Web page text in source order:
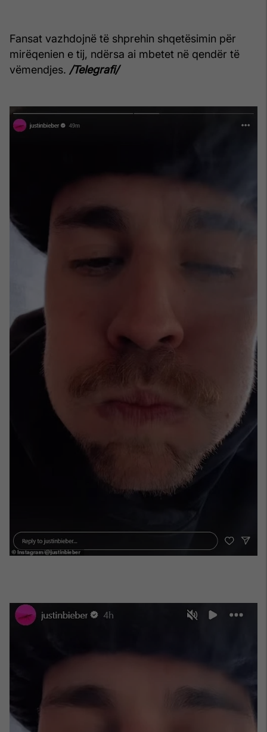
Fansat vazhdojnë të shprehin shqetësimin për
mirëqenien e tij, ndërsa ai mbetet në qendër të
vëmendjes. /Telegrafi/